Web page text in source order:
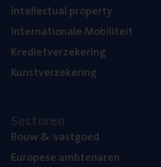
Intel­lec­tu­al property
Inter­na­ti­o­na­le Mobiliteit
Kre­diet­ver­ze­ke­ring
Kunst­ver­ze­ke­ring
Bouw& vastgoed
Euro­pe­se ambtenaren